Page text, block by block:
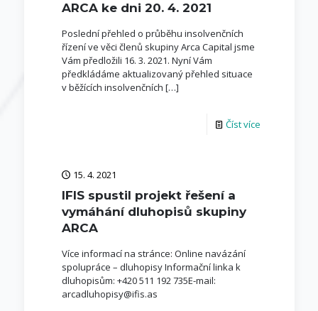
ARCA ke dni 20. 4. 2021
Poslední přehled o průběhu insolvenčních
řízení ve věci členů skupiny Arca Capital jsme
Vám předložili 16. 3. 2021. Nyní Vám
předkládáme aktualizovaný přehled situace
v běžících insolvenčních […]
Číst více
15. 4. 2021
IFIS spustil projekt řešení a
vymáhání dluhopisů skupiny
ARCA
Více informací na stránce: Online navázání
spolupráce – dluhopisy Informační linka k
dluhopisům: +420 511 192 735E-mail:
arcadluhopisy@ifis.as